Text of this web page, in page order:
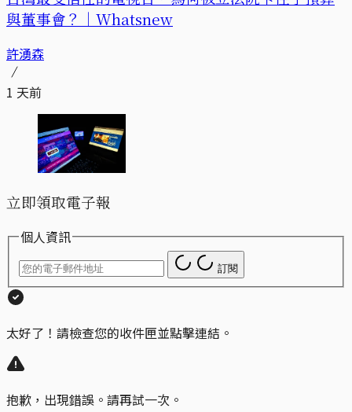
與董事會？｜Whatsnew
許湧森
1 天前
立即領取電子報
個人資訊
訂閱
太好了！請檢查您的收件匣並點擊連結。
抱歉，出現錯誤。請再試一次。